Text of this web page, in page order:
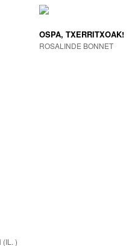
OSPA, TXERRITXOAK!
ROSALINDE BONNET
(IL. )